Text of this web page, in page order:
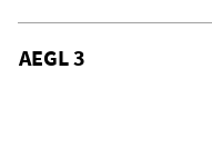
AEGL 3